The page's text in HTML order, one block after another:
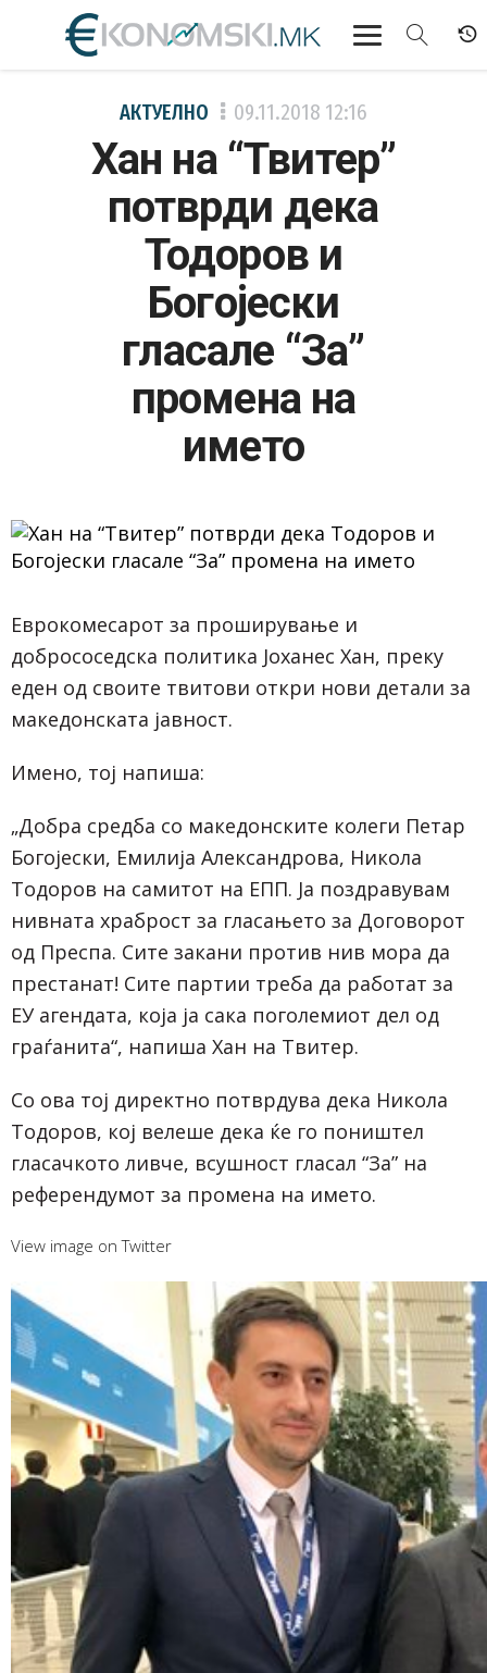
АКТУЕЛНО
ЕКОНОМИЈА
ФИНАНСИИ
БАНКАРСТВО
ЖИВОТ
АКТУЕЛНО 09.11.2018 12:16
Хан на “Твитер”
потврди дека
Тодоров и
Богојески
гласале “За”
промена на
името
Еврокомесарот за проширување и
добрососедска политика Јоханес Хан, преку
еден од своите твитови откри нови детали за
македонската јавност.
Имено, тој напиша:
„Добра средба со македонските колеги Петар
Богојески, Емилија Александрова, Никола
Тодоров на самитот на ЕПП. Ја поздравувам
нивната храброст за гласањето за Договорот
од Преспа. Сите закани против нив мора да
престанат! Сите партии треба да работат за
ЕУ агендата, која ја сака поголемиот дел од
граѓанита“, напиша Хан на Твитер.
Со ова тој директно потврдува дека Никола
Тодоров, кој велеше дека ќе го поништел
гласачкото ливче, всушност гласал “За” на
референдумот за промена на името.
View image on Twitter